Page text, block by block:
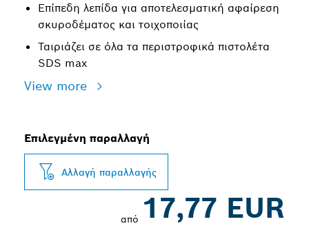
Επίπεδη λεπίδα για αποτελεσματική αφαίρεση
σκυροδέματος και τοιχοποιίας
Ταιριάζει σε όλα τα περιστροφικά πιστολέτα
SDS max
View more
Επιλεγμένη παραλλαγή
Αλλαγή παραλλαγής
από 17,77 EUR